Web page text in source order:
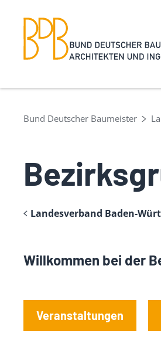
Bund Deutscher Baumeister
Landesverband Baden-
Willkommen bei der
Veranstaltungen